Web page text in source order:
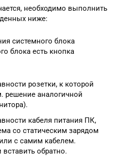
необходимо выполнить
ниже:
системного блока
блока есть кнопка
розетки, к которой
решение аналогичной
кабеля питания ПК,
со статическим зарядом
с самим кабелем.
вставить обратно.